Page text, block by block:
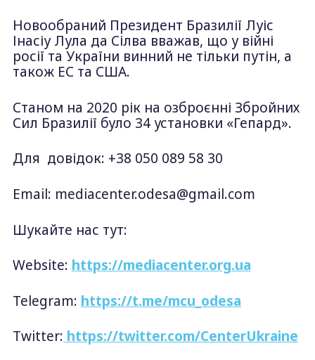
Новообраний Президент Бразилії Луіс
Інасіу Лула да Сілва вважав, що у війні
росії та України винний не тільки путін, а
також ЕС та США.
Станом на 2020 рік на озброєнні Збройних
Сил Бразилії було 34 установки «Гепард».
Для довідок: +38 050 089 58 30
Email: mediacenter.odesa@gmail.com
Шукайте нас тут:
Website: https://mediacenter.org.ua
Telegram: https://t.me/mcu_odesa
Twitter: https://twitter.com/CenterUkraine